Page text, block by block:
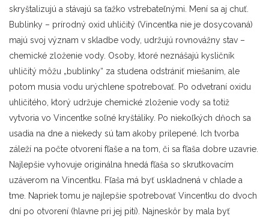
skryštalizujú a stávajú sa ťažko vstrebateľnými. Mení sa aj chuť.
Bublinky – prírodný oxid uhličitý (Vincentka nie je dosycovaná)
majú svoj význam v skladbe vody, udržujú rovnovážny stav –
chemické zloženie vody. Osoby, ktoré neznášajú kysličník
uhličitý môžu „bublinky“ za studena odstrániť miešaním, ale
potom musia vodu urýchlene spotrebovať. Po odvetraní oxidu
uhličitého, ktorý udržuje chemické zloženie vody sa totiž
vytvoria vo Vincentke soľné kryštáliky. Po niekoľkých dňoch sa
usadia na dne a niekedy sú tam akoby prilepené. Ich tvorba
záleží na počte otvorení fľaše a na tom, či sa fľaša dobre uzavrie.
Najlepšie vyhovuje originálna hnedá fľaša so skrutkovacím
uzáverom na Vincentku. Fľaša má byť uskladnená v chlade a
tme. Napriek tomu je najlepšie spotrebovať Vincentku do dvoch
dní po otvorení (hlavne pri jej pití). Najneskôr by mala byť